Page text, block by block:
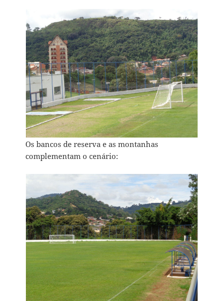
Os bancos de reserva e as montanhas
complementam o cenário: